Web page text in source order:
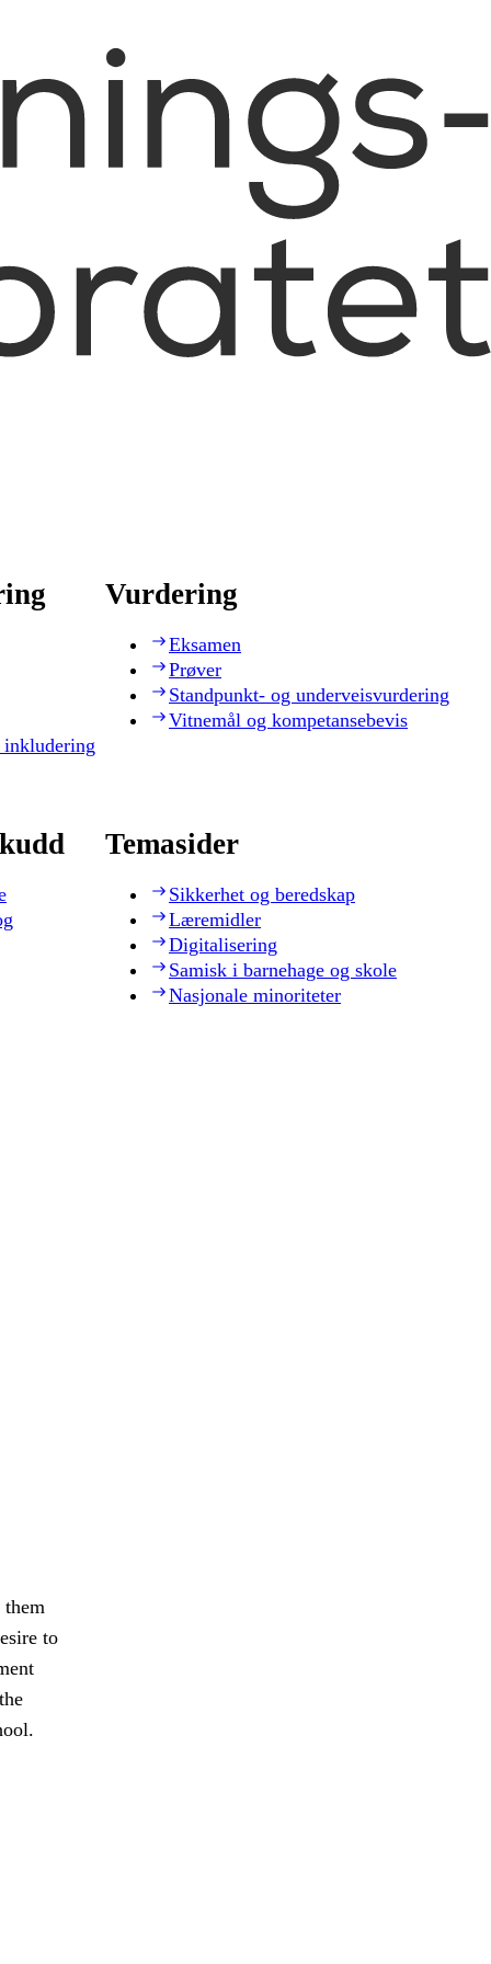
Vurdering
Eksamen
Prøver
Standpunkt- og underveisvurdering
Vitnemål og kompetansebevis
Temasider
Sikkerhet og beredskap
Læremidler
Digitalisering
Samisk i barnehage og skole
Nasjonale minoriteter
them
to